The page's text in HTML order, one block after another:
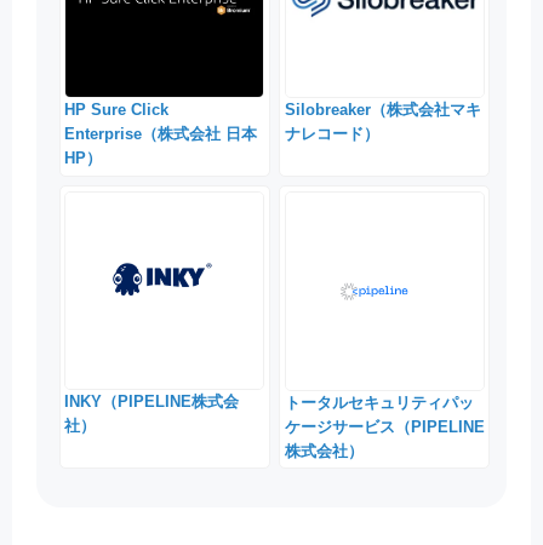
HP Sure Click
Enterprise（株式会社 日本
HP）
Silobreaker（株式会社マキ
ナレコード）
INKY（PIPELINE株式会
社）
トータルセキュリティパッ
ケージサービス（PIPELINE
株式会社）